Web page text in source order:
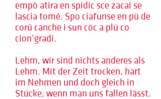
empò atira en spidic sce zacai se
lascia tomé. Spo ciafunse en pü de
corú canche i sun cöc a plü co
cion’gradi.
Lehm, wir sind nichts anderes als
Lehm. Mit der Zeit trocken, hart
im Nehmen und doch gleich in
Stücke, wenn man uns fallen lässt.